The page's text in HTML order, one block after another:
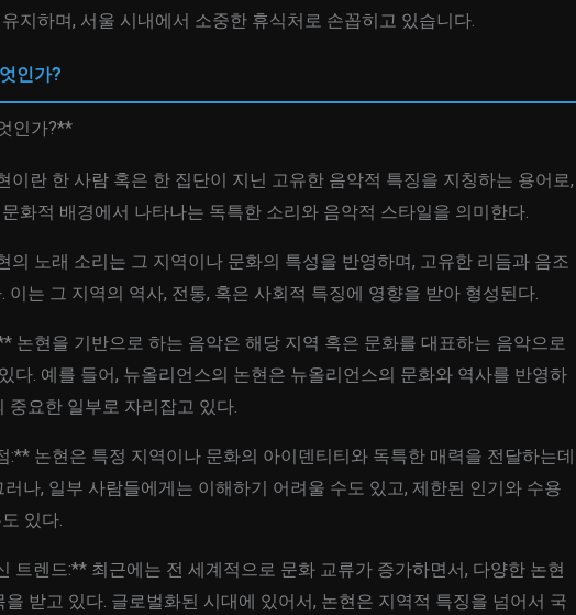
지하며, 서울 시내에서 소중한 휴식처로 손꼽히고 있습니다.
인가?
인가?**
이란 한 사람 혹은 한 집단이 지닌 고유한 음악적 특징을 지칭하는 용어로,
화적 배경에서 나타나는 독특한 소리와 음악적 스타일을 의미한다.
의 노래 소리는 그 지역이나 문화의 특성을 반영하며, 고유한 리듬과 음조
이는 그 지역의 역사, 전통, 혹은 사회적 특징에 영향을 받아 형성된다.
논현을 기반으로 하는 음악은 해당 지역 혹은 문화를 대표하는 음악으로
다. 예를 들어, 뉴올리언스의 논현은 뉴올리언스의 문화와 역사를 반영하
중요한 일부로 자리잡고 있다.
:** 논현은 특정 지역이나 문화의 아이덴티티와 독특한 매력을 전달하는데
러나, 일부 사람들에게는 이해하기 어려울 수도 있고, 제한된 인기와 수용
있다.
트렌드:** 최근에는 전 세계적으로 문화 교류가 증가하면서, 다양한 논현
을 받고 있다. 글로벌화된 시대에 있어서, 논현은 지역적 특징을 넘어서 국